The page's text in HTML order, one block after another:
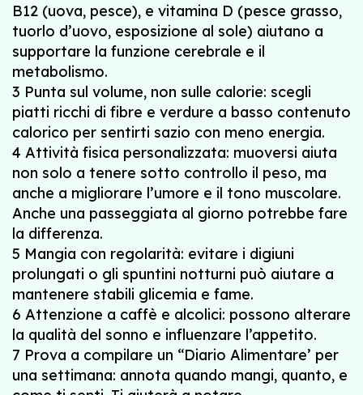
B12 (uova, pesce), e vitamina D (pesce grasso,
tuorlo d’uovo, esposizione al sole) aiutano a
supportare la funzione cerebrale e il
metabolismo.
3 Punta sul volume, non sulle calorie: scegli
piatti ricchi di fibre e verdure a basso contenuto
calorico per sentirti sazio con meno energia.
4 Attività fisica personalizzata: muoversi aiuta
non solo a tenere sotto controllo il peso, ma
anche a migliorare l’umore e il tono muscolare.
Anche una passeggiata al giorno potrebbe fare
la differenza.
5 Mangia con regolarità: evitare i digiuni
prolungati o gli spuntini notturni può aiutare a
mantenere stabili glicemia e fame.
6 Attenzione a caffè e alcolici: possono alterare
la qualità del sonno e influenzare l’appetito.
7 Prova a compilare un “Diario Alimentare’ per
una settimana: annota quando mangi, quanto, e